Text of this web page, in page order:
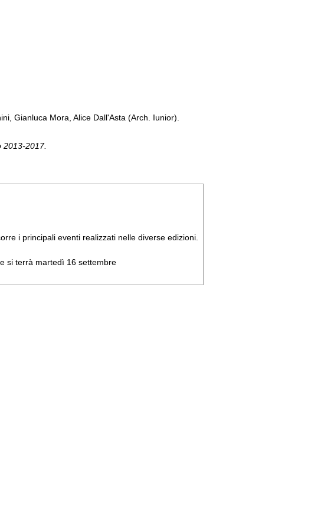
Gianluca Mora, Alice Dall'Asta (Arch. Iunior).
2017.
i principali eventi realizzati nelle diverse edizioni.
si terrà martedì 16 settembre